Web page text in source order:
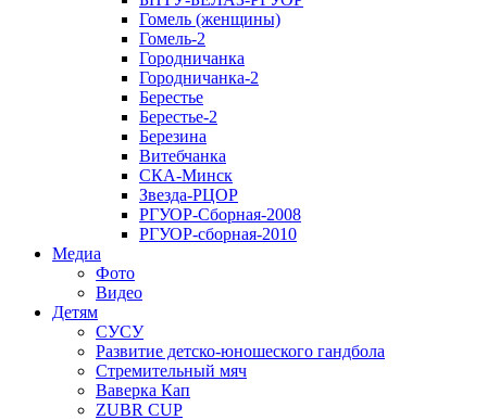
Гомель (женщины)
Гомель-2
Городничанка
Городничанка-2
Берестье
Берестье-2
Березина
Витебчанка
СКА-Минск
Звезда-РЦОР
РГУОР-Сборная-2008
РГУОР-сборная-2010
Медиа
Фото
Видео
Детям
СУСУ
Развитие детско-юношеского гандбола
Стремительный мяч
Ваверка Кап
ZUBR CUP